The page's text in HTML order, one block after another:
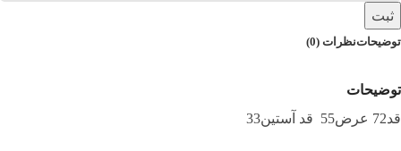
ثبت
توضیحاتنظرات (0)
توضیحات
قد72 عرض55 قد آستین33